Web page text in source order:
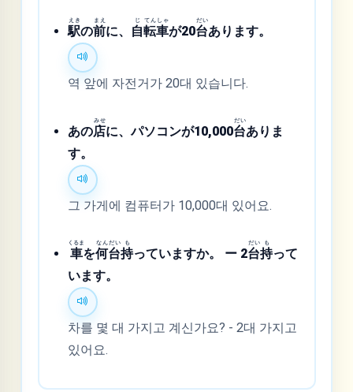
駅
えき
の前
まえ
に、 自
じ
転
てん
車
しゃ
が20台
だい
あります。
역 앞에 자전거가 20대 있습니다.
あの店
みせ
に、パソコンが10,000台
だい
ありま
す。
그 가게에 컴퓨터가 10,000대 있어요.
車
くるま
を何
なん
台
だい
持
も
っていますか。 ー 2台
だい
持
も
って
います。
차를 몇 대 가지고 계신가요? - 2대 가지고
있어요.